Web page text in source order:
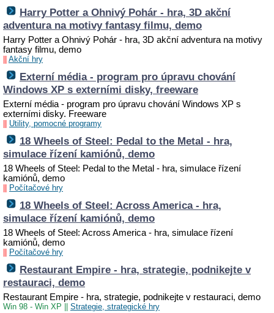
Harry Potter a Ohnivý Pohár - hra, 3D akční
adventura na motivy fantasy filmu, demo
Harry Potter a Ohnivý Pohár - hra, 3D akční adventura na motivy
fantasy filmu, demo
Akční hry
Externí média - program pro úpravu chování
Windows XP s externími disky, freeware
Externí média - program pro úpravu chování Windows XP s
externími disky. Freeware
Utility, pomocné programy
18 Wheels of Steel: Pedal to the Metal - hra,
simulace řízení kamiónů, demo
18 Wheels of Steel: Pedal to the Metal - hra, simulace řízení
kamiónů, demo
Počítačové hry
18 Wheels of Steel: Across America - hra,
simulace řízení kamiónů, demo
18 Wheels of Steel: Across America - hra, simulace řízení
kamiónů, demo
Počítačové hry
Restaurant Empire - hra, strategie, podnikejte v
restauraci, demo
Restaurant Empire - hra, strategie, podnikejte v restauraci, demo
Win 98 - Win XP Strategie, strategické hry